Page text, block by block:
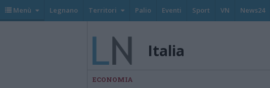
Menù Legnano Territori Palio Eventi Sport VN News24
Italia
ECONOMIA